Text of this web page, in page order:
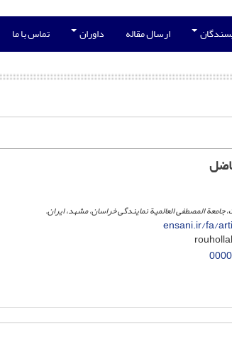
ارسال مقاله داوران تماس با ما
جامعة المصطفی العالمیة نمایندگی خراسان، مشهد، ایران.
ensani.ir/fa/